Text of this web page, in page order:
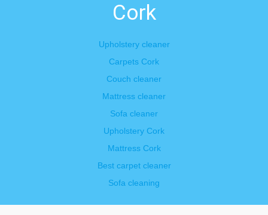
Cork
Upholstery cleaner
Carpets Cork
Couch cleaner
Mattress cleaner
Sofa cleaner
Upholstery Cork
Mattress Cork
Best carpet cleaner
Sofa cleaning